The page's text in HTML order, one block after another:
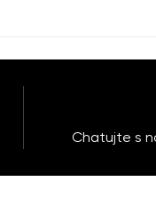
Chatujte s